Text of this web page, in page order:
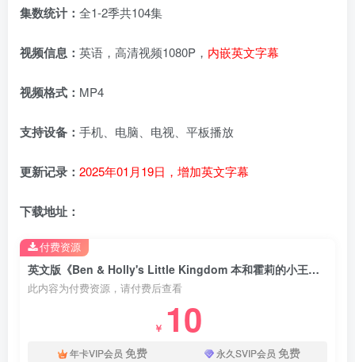
集数统计： 全1-2季共104集
视频信息： 英语，高清视频1080P， 内嵌英文字幕
视频格式： MP4
支持设备： 手机、电脑、电视、平板播放
更新记录： 2025年01月19日，增加英文字幕
下载地址：
英文版《Ben & Holly's Little Kingdom 本和霍莉的小王国》全1-2季共104集，1080P高清视频带英文字幕，百度网盘下载！
此内容为付费资源，请付费后查看
￥ 10
年卡VIP会员 免费 永久SVIP会员 免费
付费资源